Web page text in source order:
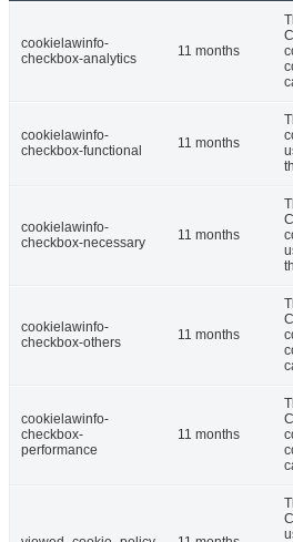
cookielawinfo-
checkbox-analytics
11 months
cookielawinfo-
checkbox-functional
11 months
cookielawinfo-
checkbox-necessary
11 months
cookielawinfo-
checkbox-others
11 months
cookielawinfo-
checkbox-
performance
11 months